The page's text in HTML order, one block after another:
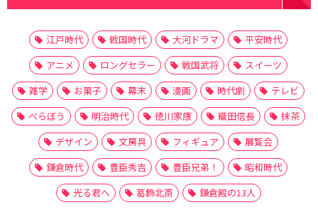
江戸時代 戦国時代 大河ドラマ
平安時代
アニメ
ロングセラー 戦国武将
スイーツ
雑学
お菓子 幕末 漫画 時代劇
テレビ
べらぼう
明治時代 徳川家康 織田信長
抹茶
デザイン
文房具 フィギュア
展覧会
鎌倉時代
豊臣秀吉 豊臣兄弟！
昭和時代
光る君へ
葛飾北斎 鎌倉殿の13人